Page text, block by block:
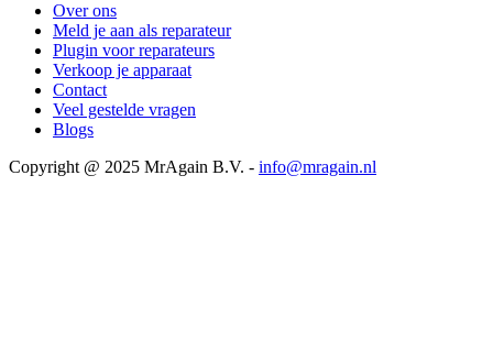
Over ons
Meld je aan als reparateur
Plugin voor reparateurs
Verkoop je apparaat
Contact
Veel gestelde vragen
Blogs
Copyright @ 2025 MrAgain B.V. - info@mragain.nl